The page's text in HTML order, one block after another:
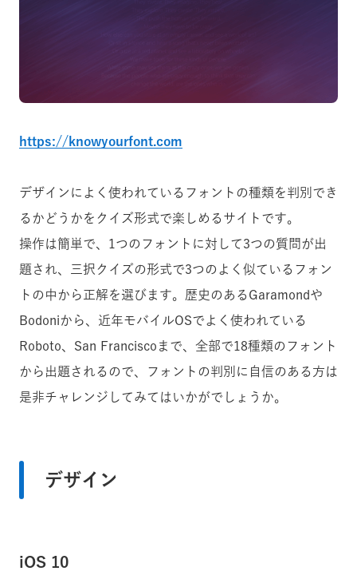
https://knowyourfont.com
デザインによく使われているフォントの種類を判別でき
るかどうかをクイズ形式で楽しめるサイトです。
操作は簡単で、1つのフォントに対して3つの質問が出
題され、三択クイズの形式で3つのよく似ているフォン
トの中から正解を選びます。歴史のあるGaramondや
Bodoniから、近年モバイルOSでよく使われている
Roboto、San Franciscoまで、全部で18種類のフォント
から出題されるので、フォントの判別に自信のある方は
是非チャレンジしてみてはいかがでしょうか。
デザイン
iOS 10